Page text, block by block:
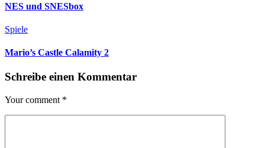
NES und SNESbox
Spiele
Mario’s Castle Calamity 2
Schreibe einen Kommentar
Your comment *